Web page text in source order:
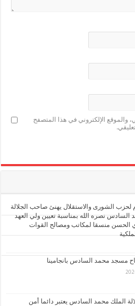
والموقع الإلكتروني في هذا المتصفح
لحزب الشورى والاستقلال يهنئ صاحب الجلالة
السادس نصره الله بمناسبة تعيين ولي العهد
الحسن منسقا لمكاتب ومصالح القوات
مسجد محمد السادس بانجامينا
الملك محمد السادس يعتبر دائما أمن